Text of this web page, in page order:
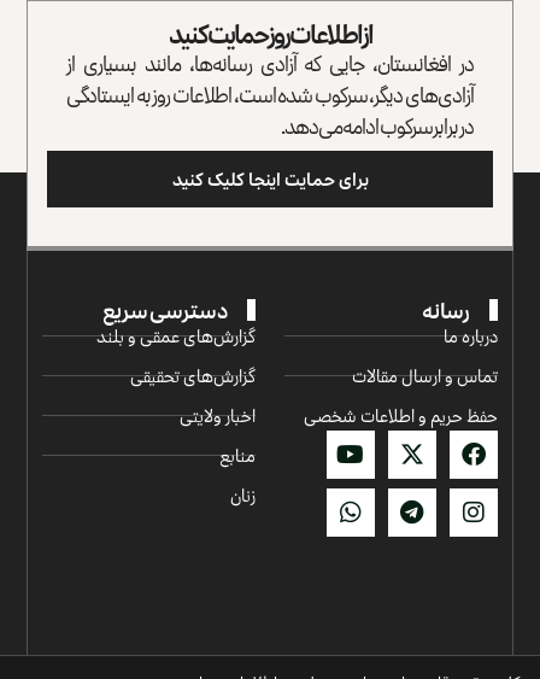
از اطلاعات روز حمایت کنید
در افغانستان، جایی که آزادی رسانه‌ها، مانند بسیاری از
آزادی‌های دیگر، سرکوب شده است، اطلاعات روز به ایستادگی
در برابر سرکوب ادامه می‌دهد.
برای حمایت اینجا کلیک کنید
رسانه
درباره ما
تماس و ارسال مقالات
حفظ حریم و اطلاعات شخصی
دسترسی سریع
گزارش‌‌های عمقی و بلند
گزارش‌های تحقیقی
اخبار ولایتی
منابع
زنان